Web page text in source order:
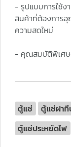
- รูปแบบการใช้ง
สินค้าที่ต้องการอุ
ความสดใหม่
- คุณสมบัติพิเศษ
ตู้แช่ ตู้แช่ฝา
ตู้แช่ประหยัดไฟ